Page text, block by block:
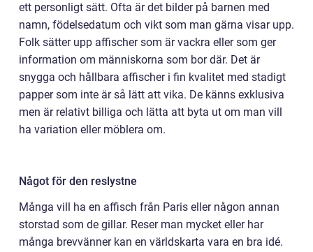
ett personligt sätt. Ofta är det bilder på barnen med
namn, födelsedatum och vikt som man gärna visar upp.
Folk sätter upp affischer som är vackra eller som ger
information om människorna som bor där. Det är
snygga och hållbara affischer i fin kvalitet med stadigt
papper som inte är så lätt att vika. De känns exklusiva
men är relativt billiga och lätta att byta ut om man vill
ha variation eller möblera om.
Något för den reslystne
Många vill ha en affisch från Paris eller någon annan
storstad som de gillar. Reser man mycket eller har
många brevvänner kan en världskarta vara en bra idé.